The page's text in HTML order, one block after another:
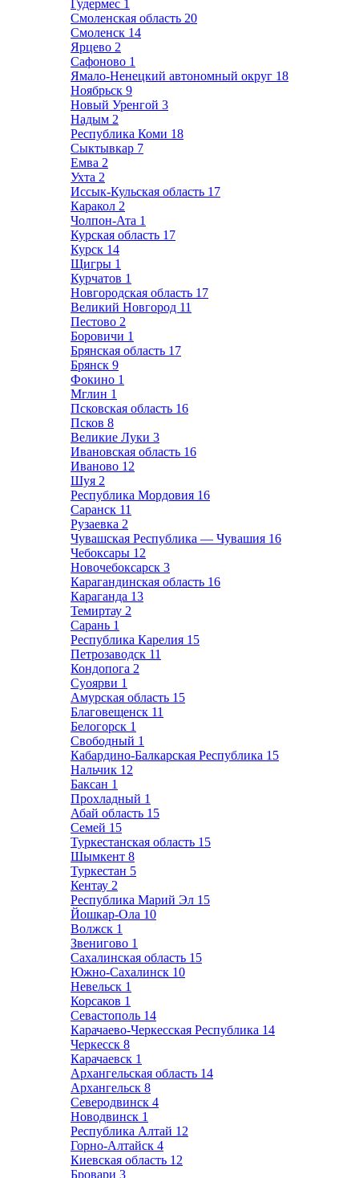
Гудермес 1
Смоленская область 20
Смоленск 14
Ярцево 2
Сафоново 1
Ямало-Ненецкий автономный округ 18
Ноябрьск 9
Новый Уренгой 3
Надым 2
Республика Коми 18
Сыктывкар 7
Емва 2
Ухта 2
Иссык-Кульская область 17
Каракол 2
Чолпон-Ата 1
Курская область 17
Курск 14
Щигры 1
Курчатов 1
Новгородская область 17
Великий Новгород 11
Пестово 2
Боровичи 1
Брянская область 17
Брянск 9
Фокино 1
Мглин 1
Псковская область 16
Псков 8
Великие Луки 3
Ивановская область 16
Иваново 12
Шуя 2
Республика Мордовия 16
Саранск 11
Рузаевка 2
Чувашская Республика — Чувашия 16
Чебоксары 12
Новочебоксарск 3
Карагандинская область 16
Караганда 13
Темиртау 2
Сарань 1
Республика Карелия 15
Петрозаводск 11
Кондопога 2
Суоярви 1
Амурская область 15
Благовещенск 11
Белогорск 1
Свободный 1
Кабардино-Балкарская Республика 15
Нальчик 12
Баксан 1
Прохладный 1
Абай область 15
Семей 15
Туркестанская область 15
Шымкент 8
Туркестан 5
Кентау 2
Республика Марий Эл 15
Йошкар-Ола 10
Волжск 1
Звенигово 1
Сахалинская область 15
Южно-Сахалинск 10
Невельск 1
Корсаков 1
Севастополь 14
Карачаево-Черкесская Республика 14
Черкесск 8
Карачаевск 1
Архангельская область 14
Архангельск 8
Северодвинск 4
Новодвинск 1
Республика Алтай 12
Горно-Алтайск 4
Киевская область 12
Бровари 3